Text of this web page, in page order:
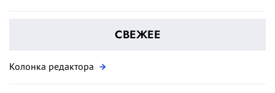
СВЕЖЕЕ
Колонка редактора